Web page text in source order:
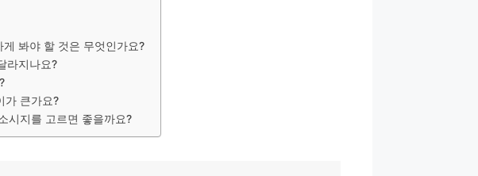
봐야 할 것은 무엇인가요?
라지나요?
가 큰가요?
시지를 고르면 좋을까요?